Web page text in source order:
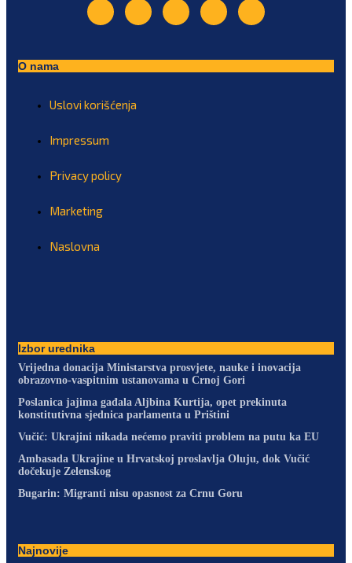
O nama
Uslovi korišćenja
Impressum
Privacy policy
Marketing
Naslovna
Izbor urednika
Vrijedna donacija Ministarstva prosvjete, nauke i inovacija
obrazovno-vaspitnim ustanovama u Crnoj Gori
Poslanica jajima gađala Aljbina Kurtija, opet prekinuta
konstitutivna sjednica parlamenta u Prištini
Vučić: Ukrajini nikada nećemo praviti problem na putu ka EU
Ambasada Ukrajine u Hrvatskoj proslavlja Oluju, dok Vučić
dočekuje Zelenskog
Bugarin: Migranti nisu opasnost za Crnu Goru
Najnovije